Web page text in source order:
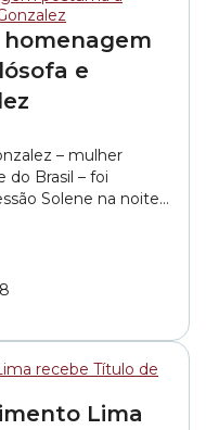
homenagem
e
– mulher
do Brasil – foi
Solene na noite
Municipal de São
Paulistana in
Silvia da
Lima